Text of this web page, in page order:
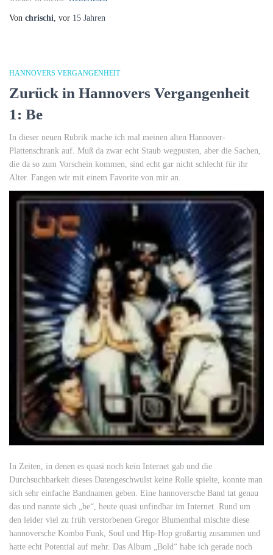
Von chrischi, vor 15 Jahren
HANNOVERS VERGANGENHEIT
Zurück in Hannovers Vergangenheit
1: Be
In dieser neuen Rubrik mache ich mal meinen alten Hannover-
Plattenschrank auf. Muß da zwar echt Staub wegpusten, aber die Sachen,
die da so zum Vorschein kommen, sind echt gar nicht schlecht für ihr
Alter. Fangen wir mit einem Favorite von mir an.
In Zeiten, in denen es quasi noch kein Internet gab und die
Durchsuchbarkeit dieses Datengeschwulst keine Rolle spielte, konnte man
sich sehr einfache Bandnamen geben. Eine hannoversche Band tat genau
das und nannte sich „be“, heute quasi unfindbar im Internet. Rund um
den leider viel zu früh verstorbenen Gregor Blumenthal mischte diese
hannoversche Kombo Funk, Soul und Hip-Hop großartig zusammen und
hatte echt Potential auf mehr. Das Album „Bold“ habe ich gerade noch